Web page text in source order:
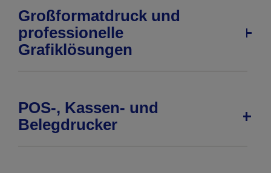
Großformatdruck und
professionelle
Grafiklösungen
POS-, Kassen- und
Belegdrucker